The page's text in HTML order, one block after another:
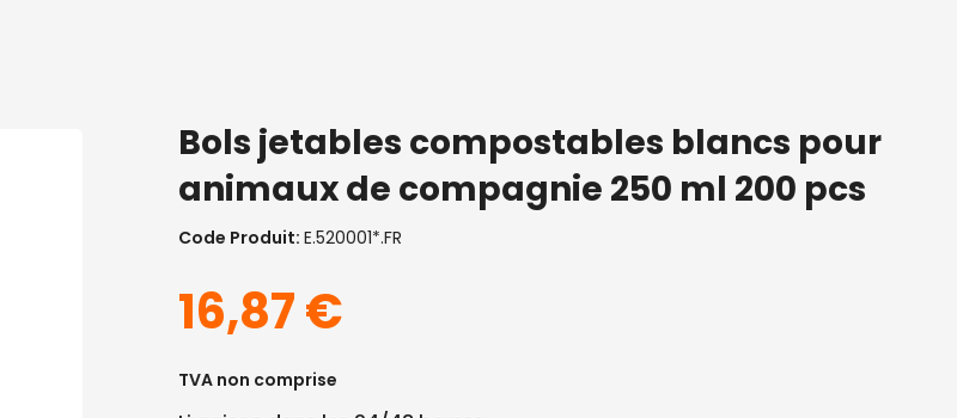
Bols jetables compostables blancs pour
animaux de compagnie 250 ml 200 pcs
Code Produit: E.520001*.FR
16,87€
TVA non comprise